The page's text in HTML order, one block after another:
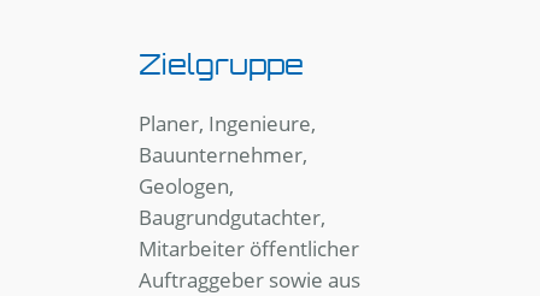
Zielgruppe
Planer, Ingenieure,
Bauunternehmer,
Geologen,
Baugrundgutachter,
Mitarbeiter öffentlicher
Auftraggeber sowie aus